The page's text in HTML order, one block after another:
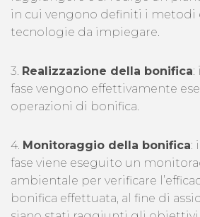
in cui vengono definiti i metodi
tecnologie da impiegare.
3. Realizzazione della bonifica:
fase vengono effettivamente
operazioni di bonifica.
4. Monitoraggio della bonifica:
fase viene eseguito un
ambientale per verificare
bonifica effettuata, al fine di